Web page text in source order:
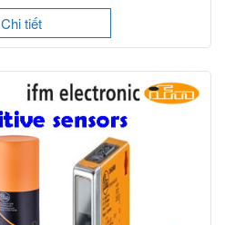
Chi tiết